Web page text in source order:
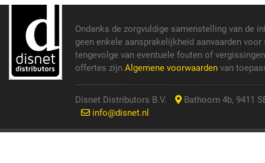
Ondanks de zorgvuldige samenstelling van de
geen enkele aansprakelijkheid aanvaarden
tengevolge van eventuele fouten of
offertes zijn Algemene voorwaarden van
Disnet Distributors B.V.
Bathoorn 4b, 9411
info@disnet.nl